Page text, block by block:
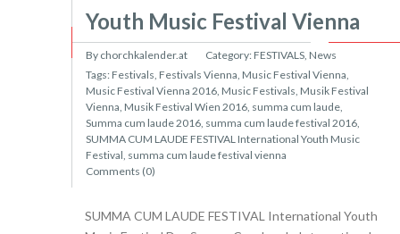
Youth Music Festival Vienna
By chorchkalender.at Category: FESTIVALS News
Tags: Festivals Festivals Vienna Music Festival Vienna
Music Festival Vienna 2016 Music Festivals Musik Festival
Vienna Musik Festival Wien 2016 summa cum laude
Summa cum laude 2016 summa cum laude festival 2016
SUMMA CUM LAUDE FESTIVAL International Youth Music
Festival summa cum laude festival vienna
Comments (0)
SUMMA CUM LAUDE FESTIVAL International Youth